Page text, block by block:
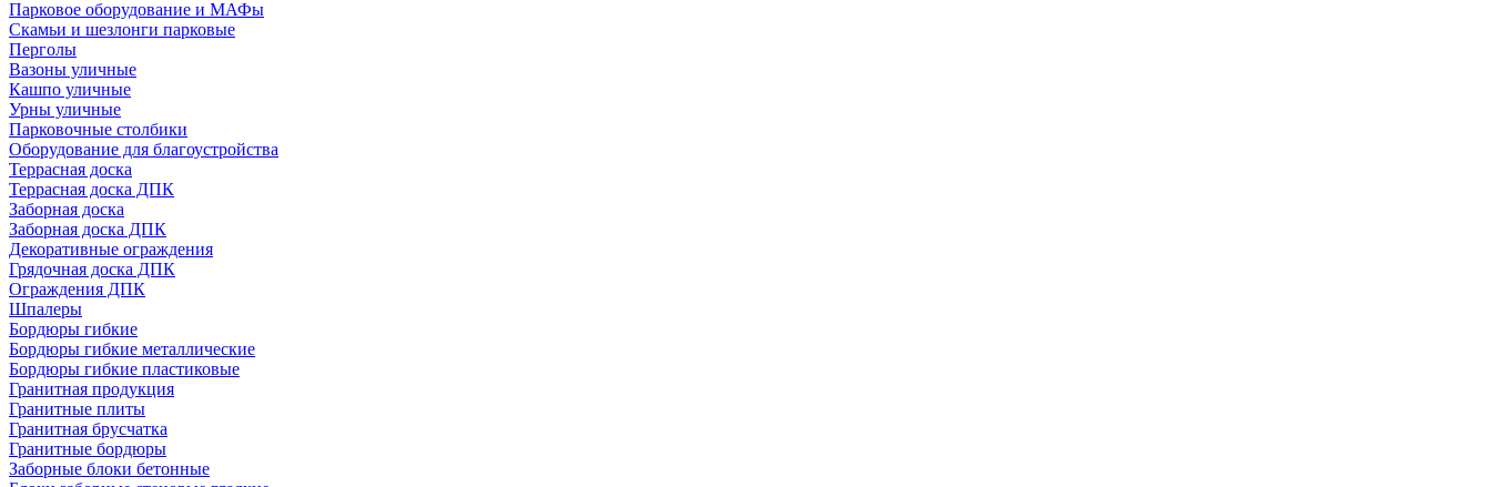
Парковое оборудование и МАФы
Скамьи и шезлонги парковые
Перголы
Вазоны уличные
Кашпо уличные
Урны уличные
Парковочные столбики
Оборудование для благоустройства
Террасная доска
Террасная доска ДПК
Заборная доска
Заборная доска ДПК
Декоративные ограждения
Грядочная доска ДПК
Ограждения ДПК
Шпалеры
Бордюры гибкие
Бордюры гибкие металлические
Бордюры гибкие пластиковые
Гранитная продукция
Гранитные плиты
Гранитная брусчатка
Гранитные бордюры
Заборные блоки бетонные